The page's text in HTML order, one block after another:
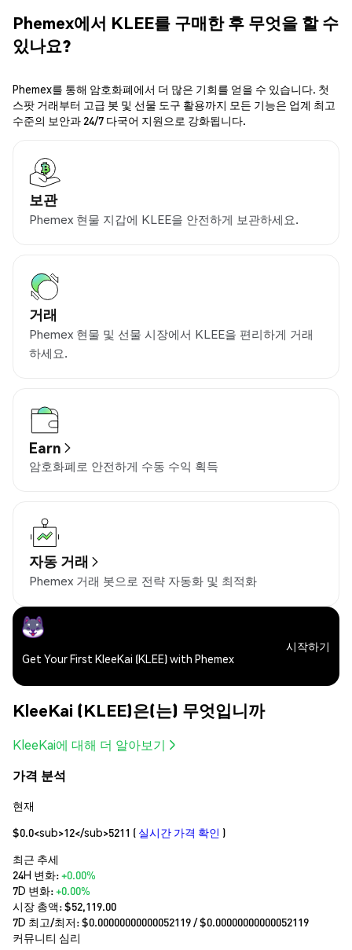
Phemex에서 KLEE를 구매한 후 무엇을 할 수
있나요?
Phemex를 통해 암호화폐에서 더 많은 기회를 얻을 수 있습니다. 첫
스팟 거래부터 고급 봇 및 선물 도구 활용까지 모든 기능은 업계 최고
수준의 보안과 24/7 다국어 지원으로 강화됩니다.
보관
Phemex 현물 지갑에 KLEE을 안전하게 보관하세요.
거래
Phemex 현물 및 선물 시장에서 KLEE을 편리하게 거래
하세요.
Earn
암호화폐로 안전하게 수동 수익 획득
자동 거래
Phemex 거래 봇으로 전략 자동화 및 최적화
Get Your First KleeKai (KLEE) with Phemex
시작하기
KleeKai (KLEE)은(는) 무엇입니까
KleeKai에 대해 더 알아보기
가격 분석
현재
$0.0<sub>12</sub>5211 ( 실시간 가격 확인 )
최근 추세
24H 변화:+0.00%
7D 변화:+0.00%
시장 총액:$52,119.00
7D 최고/최저: $0.00000000000052119 / $0.00000000000052119
커뮤니티 심리